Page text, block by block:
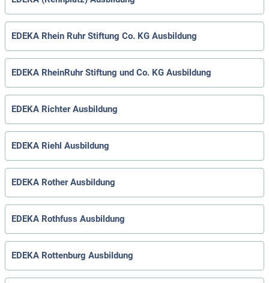
EDEKA Rhein Ruhr Stiftung Co. KG Ausbildung
EDEKA RheinRuhr Stiftung und Co. KG Ausbildung
EDEKA Richter Ausbildung
EDEKA Riehl Ausbildung
EDEKA Rother Ausbildung
EDEKA Rothfuss Ausbildung
EDEKA Rottenburg Ausbildung